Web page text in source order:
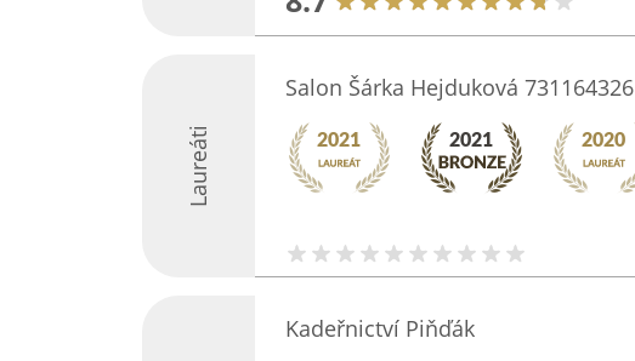
Laureáti
Salon Šárka Hejduková 731164326
Kadeřnictví Piňďák